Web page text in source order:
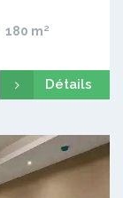
180 m²
Détails